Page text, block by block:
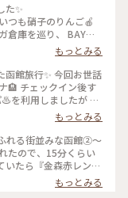
た✨
子のりんご🍎
倉庫を巡り、 BAYは
ースのりんごオブジ
さんは 先日、小岩井
た😁
のポーチも🎵
は至らず… 次の日にな
へ🤪 買わなかったら
りになりました✨
は センチュリ
トカードです。 お部
✨ ＊ #ちいさ
もっとみる
函館旅行✨ 今回お世話
🏨 チェックイン後す
を利用しましたが 眺
る露天風呂に、14階
体をしっかりほぐし
夜は館内のジンギス
楽しめるのでお酒🍻
レンガ倉庫のビアホ
て、噂に名高いセン
見れないほどのものす
もっとみる
れる街並みな函館②〜
いたら『金森赤レンガ
は明治時代に建造さ
ヒストリープラザ」
もっとみる